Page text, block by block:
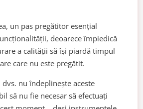
un pas pregătitor esențial
deoarece împiedică
a calității să își piardă timpul
care nu este pregătit.
nu îndeplinește aceste
să nu fie necesar să efectuați